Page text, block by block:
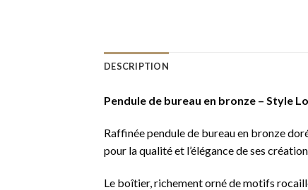
DESCRIPTION
Pendule de bureau en bronze – Style
Raffinée pendule de bureau en bronze
pour la qualité et l’élégance de ses
Le boîtier, richement orné de motifs